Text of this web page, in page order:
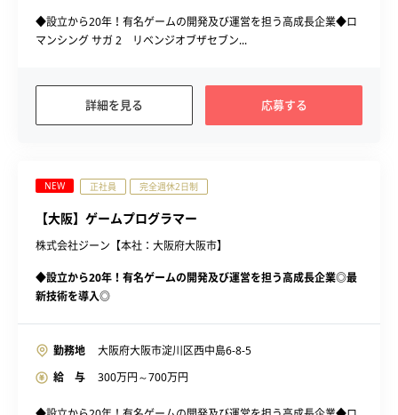
◆設立から20年！有名ゲームの開発及び運営を担う高成長企業◆ロ
マンシング サガ 2 リベンジオブザセブン...
詳細を見る 応募する
NEW 正社員 完全週休2日制
【大阪】ゲームプログラマー
株式会社ジーン【本社：大阪府大阪市】
◆設立から20年！有名ゲームの開発及び運営を担う高成長企業◎最
新技術を導入◎
勤務地
大阪府大阪市淀川区西中島6-8-5
給 与
300万円～700万円